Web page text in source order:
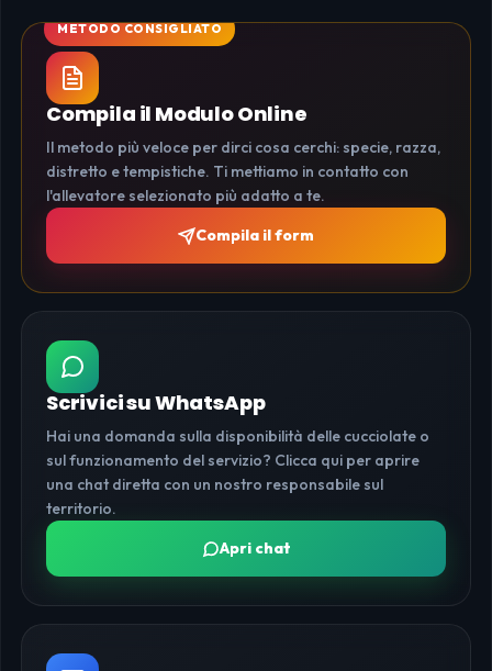
Compila il Modulo Online
Il metodo più veloce per dirci cosa cerchi: specie, razza,
distretto e tempistiche. Ti mettiamo in contatto con
l'allevatore selezionato più adatto a te.
Compila il form
Scrivici su WhatsApp
Hai una domanda sulla disponibilità delle cucciolate o
sul funzionamento del servizio? Clicca qui per aprire
una chat diretta con un nostro responsabile sul
territorio.
Apri chat